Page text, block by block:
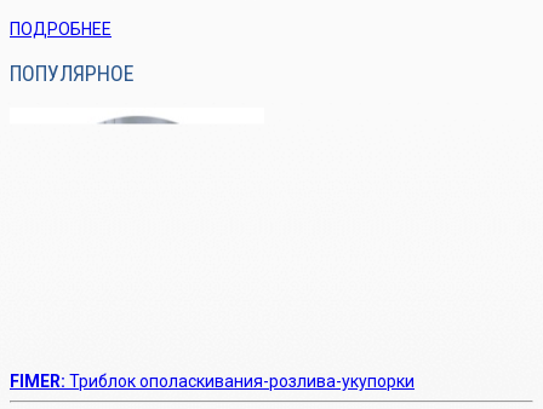
ПОДРОБНЕЕ
ПОПУЛЯРНОЕ
FIMER: Триблок ополаскивания-розлива-укупорки